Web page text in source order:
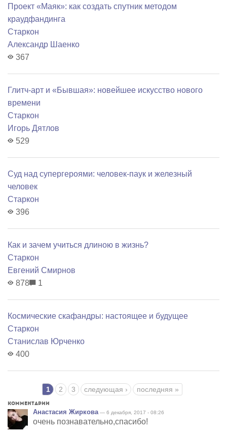
Проект «Маяк»: как создать спутник методом
краудфандинга
Старкон
Александр Шаенко
367
Глитч-арт и «Бывшая»: новейшее искусство нового
времени
Старкон
Игорь Дятлов
529
Суд над супергероями: человек-паук и железный
человек
Старкон
396
Как и зачем учиться длиною в жизнь?
Старкон
Евгений Смирнов
878
1
Космические скафандры: настоящее и будущее
Старкон
Станислав Юрченко
400
Страницы 1 2 3 следующая › последняя »
Комментарии
Анастасия Жиркова — 6 декабря, 2017 - 08:26
очень познавательно,спасибо!